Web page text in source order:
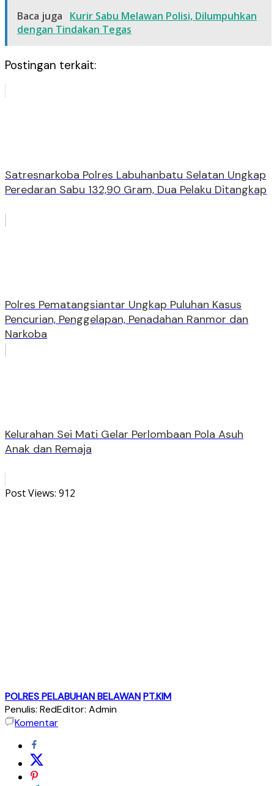
Baca juga
Kurir Sabu Melawan Polisi, Dilumpuhkan
dengan Tindakan Tegas
Postingan terkait:
Satresnarkoba Polres Labuhanbatu Selatan Ungkap
Peredaran Sabu 132,90 Gram, Dua Pelaku Ditangkap
Polres Pematangsiantar Ungkap Puluhan Kasus
Pencurian, Penggelapan, Penadahan Ranmor dan
Narkoba
Kelurahan Sei Mati Gelar Perlombaan Pola Asuh
Anak dan Remaja
Post Views: 912
POLRES PELABUHAN BELAWANPT.KIM
Penulis: RedEditor: Admin
Komentar